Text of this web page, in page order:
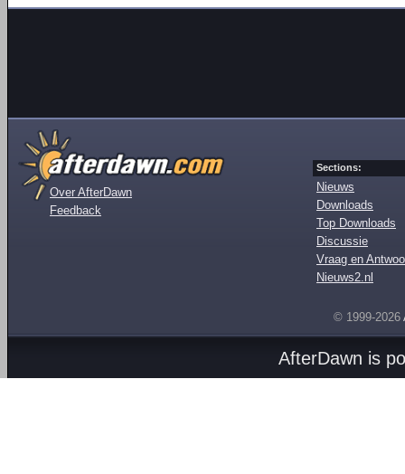
Over AfterDawn
Feedback
Sections:
Nieuws
Downloads
Top Downloads
Discussie
Vraag en
Nieuws2.nl
© 1999-2026
AfterDawn is